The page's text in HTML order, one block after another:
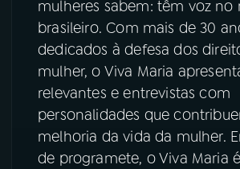
ACOMPANHE A RÁDIO NACIONAL
YouTube Facebook
Instagram
TikTok
mulheres sabem: têm voz no
brasileiro. Com mais de 30
dedicados à defesa dos
mulher, o Viva Maria
relevantes e entrevistas com
personalidades que
melhoria da vida da mulher.
de programete, o Viva Maria